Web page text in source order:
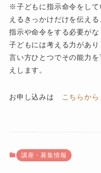
※子どもに指示命令をし
えるきっかけだけを伝える
指示や命令をする必要がな
子どもには考える力があり
言い方ひとつでその能力
えします。
お申し込みは こちらから
講座・募集情報